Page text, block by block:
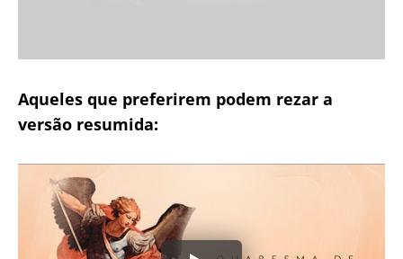
Aqueles que preferirem podem rezar a
versão resumida: